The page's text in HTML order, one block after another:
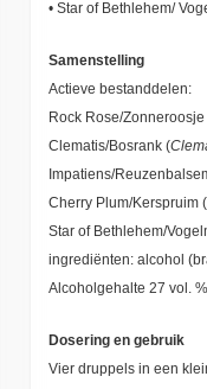
• Star of Bethlehem/
Samenstelling
Actieve bestanddelen:
Rock Rose/Zonneroosje
Clematis/Bosrank (
Impatiens/
Cherry Plum/Kerspruim (
Star of Bethlehem/
ingrediënten: alcohol
Alcoholgehalte 27 vol.
Dosering en gebruik
Vier druppels in een